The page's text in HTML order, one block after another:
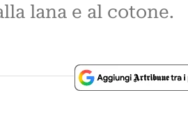
lana e al cotone.